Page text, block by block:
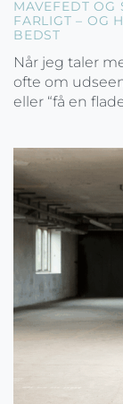
MAVEFEDT OG
FARLIGT – OG
BEDST
Når jeg taler
ofte om
eller “få en